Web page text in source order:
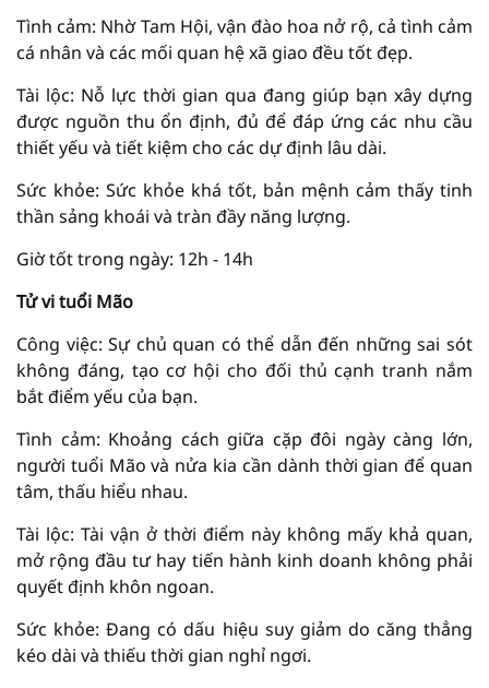
Tình cảm: Nhờ Tam Hội, vận đào hoa nở rộ, cả tình cảm
cá nhân và các mối quan hệ xã giao đều tốt đẹp.
Tài lộc: Nỗ lực thời gian qua đang giúp bạn xây dựng
được nguồn thu ổn định, đủ để đáp ứng các nhu cầu
thiết yếu và tiết kiệm cho các dự định lâu dài.
Sức khỏe: Sức khỏe khá tốt, bản mệnh cảm thấy tinh
thần sảng khoái và tràn đầy năng lượng.
Giờ tốt trong ngày: 12h - 14h
Tử vi tuổi Mão
Công việc: Sự chủ quan có thể dẫn đến những sai sót
không đáng, tạo cơ hội cho đối thủ cạnh tranh nắm
bắt điểm yếu của bạn.
Tình cảm: Khoảng cách giữa cặp đôi ngày càng lớn,
người tuổi Mão và nửa kia cần dành thời gian để quan
tâm, thấu hiểu nhau.
Tài lộc: Tài vận ở thời điểm này không mấy khả quan,
mở rộng đầu tư hay tiến hành kinh doanh không phải
quyết định khôn ngoan.
Sức khỏe: Đang có dấu hiệu suy giảm do căng thẳng
kéo dài và thiếu thời gian nghỉ ngơi.